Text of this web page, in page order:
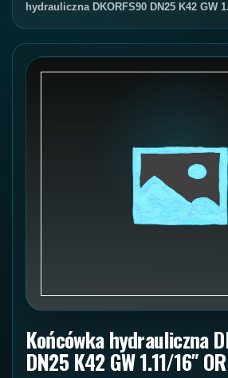
hydrauliczna DKORFS90 DN25 K42 GW
Końcówka hydrauliczna
DN25 K42 GW 1.11/16″